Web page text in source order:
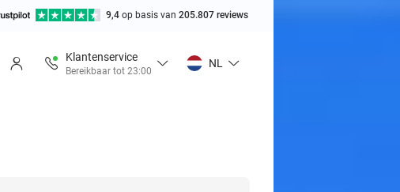
9,4 op basis van 205.807 reviews
Klantenservice
Bereikbaar tot 23:00
NL